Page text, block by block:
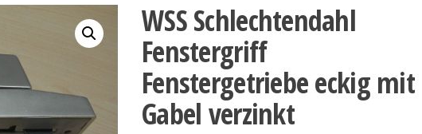
WSS Schlechtendahl
Fenstergriff
Fenstergetriebe eckig mit
Gabel verzinkt